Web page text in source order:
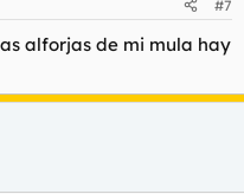
#7
alforjas de mi mula hay